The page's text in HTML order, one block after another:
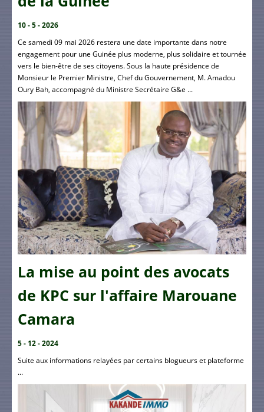
10 - 5 - 2026
Ce samedi 09 mai 2026 restera une date importante dans notre
engagement pour une Guinée plus moderne, plus solidaire et tournée
vers le bien-être de ses citoyens. Sous la haute présidence de
Monsieur le Premier Ministre, Chef du Gouvernement, M. Amadou
Oury Bah, accompagné du Ministre Secrétaire G&e ...
La mise au point des avocats
de KPC sur l'affaire Marouane
Camara
5 - 12 - 2024
Suite aux informations relayées par certains blogueurs et plateforme
...